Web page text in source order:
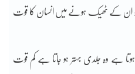
تو ان کے ٹھیک ہونے میں انسان کا قوت
ہے وہ جلدی بہتر ہو جاتا ہے کم قوت